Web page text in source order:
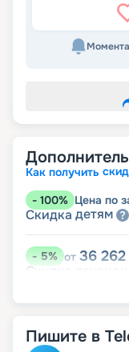
Как получить
- 100% Цена по
Скидка детям
-5% от 36 262
Скидка
Пишите в